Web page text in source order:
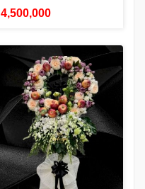
4,500,000